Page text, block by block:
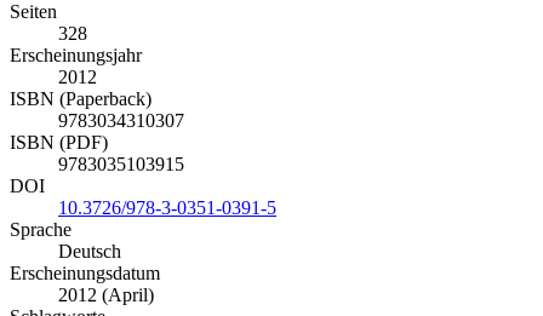
Seiten
328
Erscheinungsjahr
2012
ISBN (Paperback)
9783034310307
ISBN (PDF)
9783035103915
DOI
10.3726/978-3-0351-0391-5
Sprache
Deutsch
Erscheinungsdatum
2012 (April)